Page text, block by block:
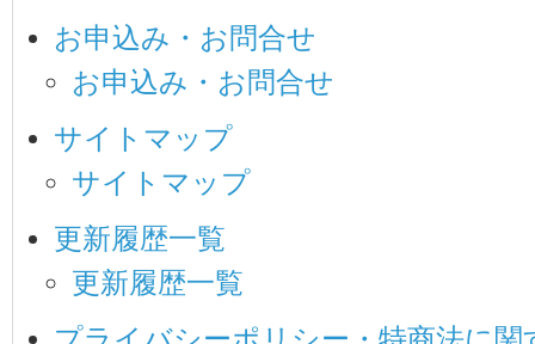
お申込み・お問合せ
お申込み・お問合せ
サイトマップ
サイトマップ
更新履歴一覧
更新履歴一覧